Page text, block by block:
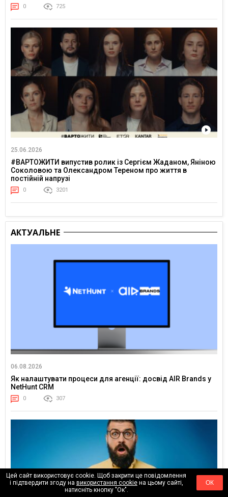
0 725
25.06.2026
#ВАРТОЖИТИ випустив ролик із Сергієм Жаданом, Яніною
Соколовою та Олександром Тереном про життя в
постійній напрузі
0 3201
АКТУАЛЬНЕ
06.08.2026
Як налаштувати процеси для агенції: досвід AIR Brands у
NetHunt CRM
0 307
Цей сайт використовує cookie. Щоб закрити це повідомлення
і підтвердити згоду на використання cookieна цьому сайті,
натисніть кнопку "Ок".
ОК